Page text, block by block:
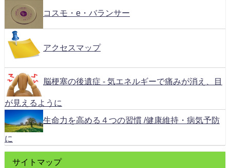
コスモ・e・バランサー
アクセスマップ
脳梗塞の後遺症 - 気エネルギーで痛みが消え、目
が見えるように
生命力を高める４つの習慣 /健康維持・病気予防
に
サイトマップ